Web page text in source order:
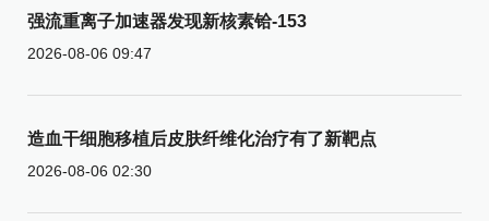
强流重离子加速器发现新核素铪-153
2026-08-06 09:47
造血干细胞移植后皮肤纤维化治疗有了新靶点
2026-08-06 02:30